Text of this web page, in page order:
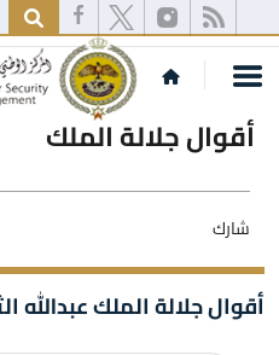
أقوال جلالة الملك
شارك
أقوال جلالة الملك عبدالله